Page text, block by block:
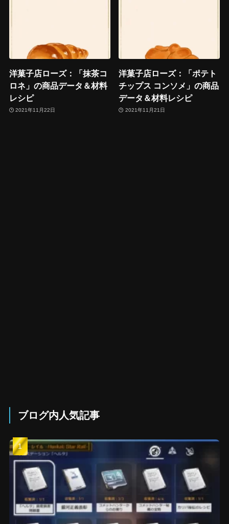
洋菓子店ローズ：「抹茶コ
ロネ」の商品データ＆材料
レシピ
2021年11月22日
洋菓子店ローズ：「ポテト
チップス コンソメ」の商品
データ＆材料レシピ
2021年11月21日
ブログ内人気記事